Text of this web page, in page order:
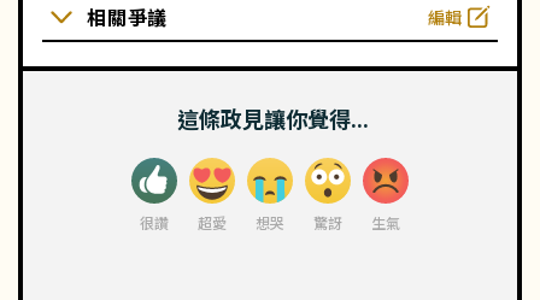
相關爭議 編輯
這條政見讓你覺得...
很讚 超愛 想哭 驚訝 生氣